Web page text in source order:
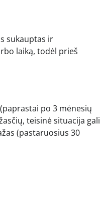
sukauptas ir
laiką, todėl prieš
po 3 mėnesių
teisinė situacija gali
(pastaruosius 30